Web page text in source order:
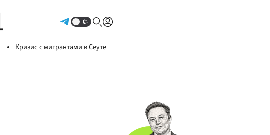
Кризис с мигрантами в Сеуте